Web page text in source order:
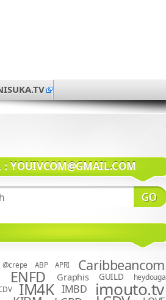
YOUIVCOM@GMAIL.COM
@crepe ABP APRI Caribbeancom
ENFD Graphis GUILD heydouga
IM4K IMBD imouto.tv